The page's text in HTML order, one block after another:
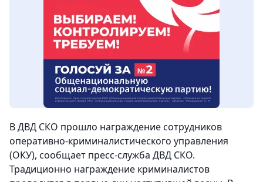
В ДВД СКО прошло награждение сотрудников
оперативно-криминалистического управления
(ОКУ), сообщает пресс-служба ДВД СКО.
Традиционно награждение криминалистов